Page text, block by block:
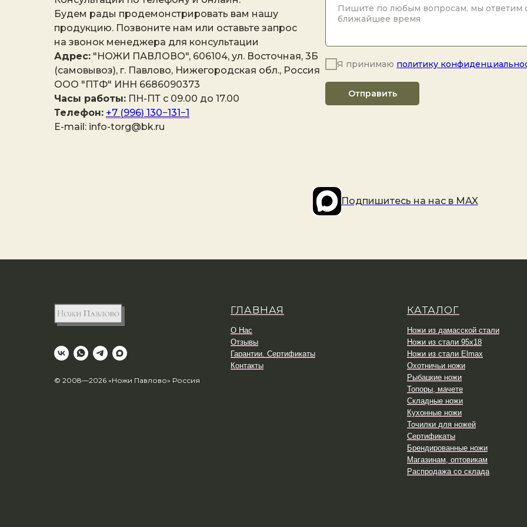
Будем рады продемонстрировать вам нашу
продукцию. Позвоните нам или оставьте запрос
на звонок менеджера для консультации
Адрес: "НОЖИ ПАВЛОВО", 606104, ул. Восточная, 3Б
(самовывоз), г. Павлово, Нижегородская обл., Россия
ООО "ПТФ" ИНН 6686090373
Часы работы: ПН-ПТ с 09.00 до 17.00
Телефон: +7 (996) 130−131−1
E-mail: info-torg@bk.ru
Я принимаю политику
Отправить
Подпишитесь на наc в MAX
© 2008—2026 «Ножи Павлово» Россия
ГЛАВНАЯ
О Нас
Отзывы
Гарантии. Сертификаты
Контакты
КАТАЛОГ
Ножи из дамасской стали
Ножи из стали 95х18
Ножи из стали Elmax
Охотничьи ножи
Рыбацкие ножи
Топоры, мачете
Складные ножи
Кухонные ножи
Точилки для ножей
Сертификаты
Брендированные ножи
Магазинам, оптовикам
Распродажа со склада